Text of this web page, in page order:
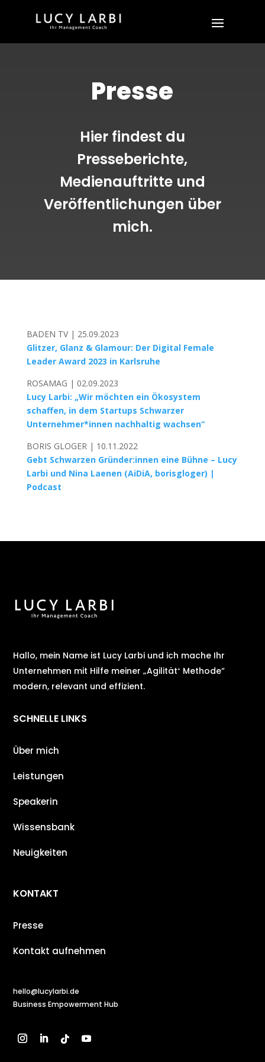
Presse
Hier findest du
Presseberichte,
Medienauftritte und
Veröffentlichungen über
mich.
BADEN TV | 25.09.2023
Glitzer, Glanz & Glamour: Der Digital Female
Leader Award 2023 in Karlsruhe
ROSAMAG | 02.09.2023
Lucy Larbi: „Wir möchten ein Ökosystem
schaffen, in dem Startups Schwarzer
Unternehmer*innen nachhaltig wachsen“
BORIS GLOGER | 10.11.2022
Gebt Schwarzen Gründer:innen eine Bühne – Lucy
Larbi und Nina Laenen (AiDiA, borisgloger) |
Podcast
Hallo, mein Name ist Lucy Larbi und ich mache Ihr
Unternehmen mit Hilfe meiner „Agilität⁺ Methode“
modern, relevant und effizient.
SCHNELLE LINKS
Über mich
Leistungen
Speakerin
Wissensbank
Neuigkeiten
KONTAKT
Presse
Kontakt aufnehmen
hello@lucylarbi.de
Business Empowerment Hub